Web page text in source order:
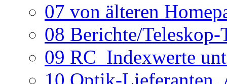
07 von älteren
08 Berichte/
09 RC_Indexwerte